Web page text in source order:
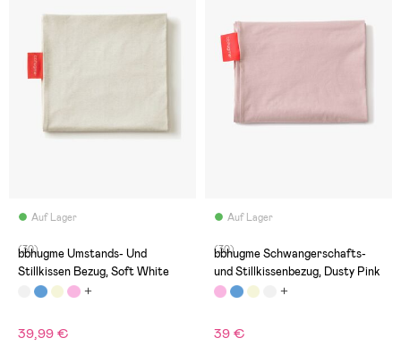
Auf Lager
(30)
bbhugme Umstands- Und
Stillkissen Bezug, Soft White
39,99 €
Auf Lager
(30)
bbhugme Schwangerschafts-
und Stillkissenbezug, Dusty Pink
39 €